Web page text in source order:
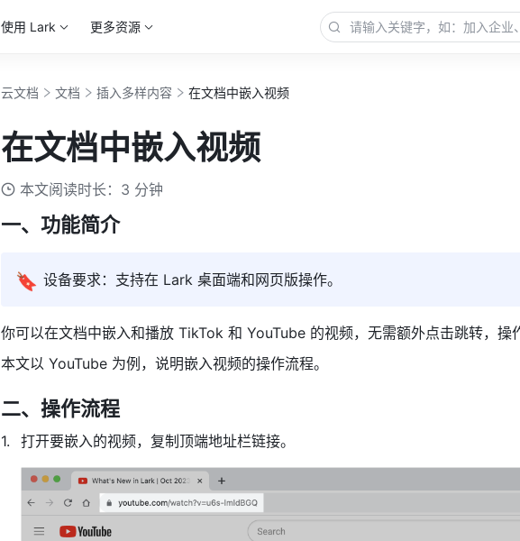
使用 Lark 更多资源
云文档 文档 插入多样内容 在文档中嵌入视频
在文档中嵌入视频
本文阅读时长：3 分钟
一、功能简介
🔖 设备要求：支持在 Lark 桌面端和网页版操作。
你可以在文档中嵌入和播放 TikTok 和 YouTube 的视频，无需额外点击跳转，操
本文以 YouTube 为例，说明嵌入视频的操作流程。
二、操作流程
打开要嵌入的视频，复制顶端地址栏链接。